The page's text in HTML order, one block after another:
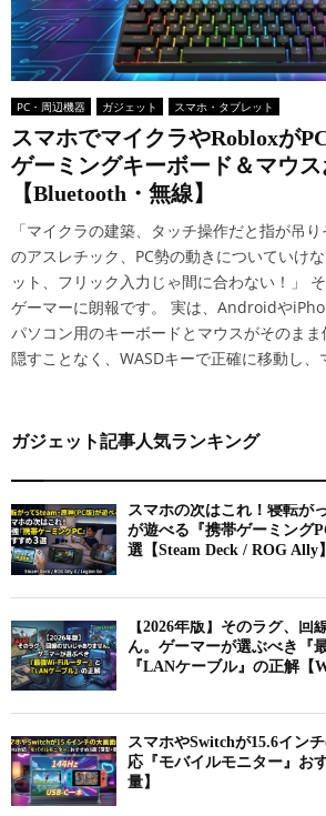
PC・周辺機器 ガジェット スマホ・タブレット
スマホでマイクラやRobloxが
ゲーミングキーボード＆マウ
【Bluetooth・無線】
「マイクラの建築、タッチ操作だと指が吊
のアスレチック、PC勢の動きについていけ
ット、フリック入力じゃ間に合わない！」
ゲーマーに朗報です。 実は、Androidや
パソコン用のキーボードとマウスがそのま
隠すことなく、WASDキーで正確に移動し
ガジェット記事人気ランキング
スマホの次はこれ！寝転が
が遊べる『携帯ゲーミング
選【Steam Deck / ROG Ally】
【2026年版】そのラグ、回
ん。ゲーマーが選ぶべき『
『LANケーブル』の正解【
スマホやSwitchが15.6イン
応『モバイルモニター』お
量】